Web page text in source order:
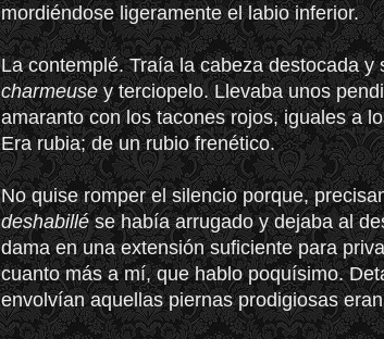
mordiéndose ligeramente el labio inferior.
La contemplé. Traía la cabeza destocada
charmeusey terciopelo. Llevaba unos
amaranto con los tacones rojos, iguales a
Era rubia; de un rubio frenético.
No quise romper el silencio porque,
deshabillése había arrugado y dejaba al
dama en una extensión suficiente para
cuanto más a mí, que hablo poquísimo.
envolvían aquellas piernas prodigiosas